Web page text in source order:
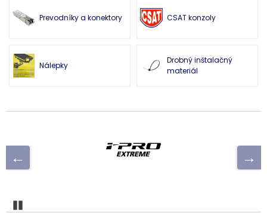
Prevodníky a konektory CSAT konzoly
Nálepky
Drobný inštalačný
materiál